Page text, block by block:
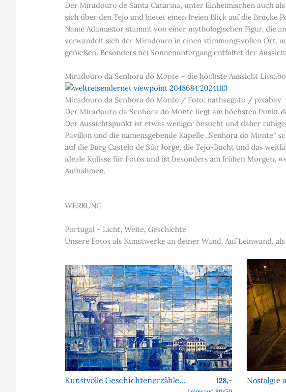
Der Miradouro de Santa Catarina, unter Einheimischen auch
sich über den Tejo und bietet einen freien Blick auf die Brücke
Name Adamastor stammt von einer mythologischen Figur, die
verwandelt sich der Miradouro in einen stimmungsvollen Ort,
genießen. Besonders bei Sonnenuntergang entfaltet der
Miradouro da Senhora do Monte – die höchste Aussicht
Miradouro da Senhora do Monte / Foto: nathsegato / pixabay
Der Miradouro da Senhora do Monte liegt am höchsten Punkt
Der Aussichtspunkt ist etwas weniger besucht und daher
Pavillon und die namensgebende Kapelle „Senhora do Monte“
auf die Burg Castelo de São Jorge, die Tejo-Bucht und das
ideale Kulisse für Fotos und ist besonders am frühen Morgen,
Aufnahmen.
WERBUNG
Portugal – Licht, Weite, Geschichte
Unsere Fotos als Kunstwerke an deiner Wand. Auf Leinwand,
Kunstvolle Geschichtenerzähler aus Keramik 128,-